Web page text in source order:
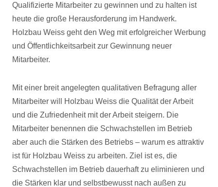
Qualifizierte Mitarbeiter zu gewinnen und zu halten ist
heute die große Herausforderung im Handwerk.
Holzbau Weiss geht den Weg mit erfolgreicher Werbung
und Öffentlichkeitsarbeit zur Gewinnung neuer
Mitarbeiter.
Mit einer breit angelegten qualitativen Befragung aller
Mitarbeiter will Holzbau Weiss die Qualität der Arbeit
und die Zufriedenheit mit der Arbeit steigern. Die
Mitarbeiter benennen die Schwachstellen im Betrieb
aber auch die Stärken des Betriebs – warum es attraktiv
ist für Holzbau Weiss zu arbeiten. Ziel ist es, die
Schwachstellen im Betrieb dauerhaft zu eliminieren und
die Stärken klar und selbstbewusst nach außen zu